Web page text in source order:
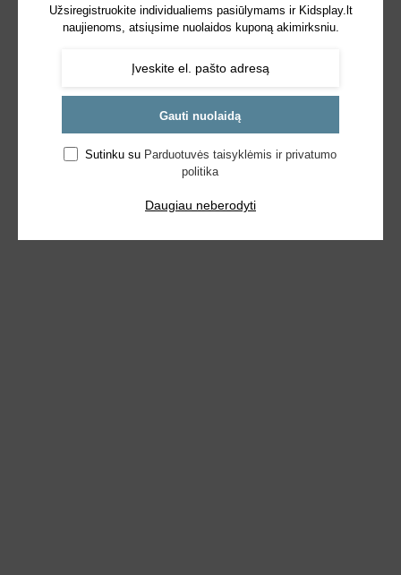
Užsiregistruokite individualiems pasiūlymams ir Kidsplay.lt
naujienoms, atsiųsime nuolaidos kuponą akimirksniu.
Gauti nuolaidą
Sutinku su Parduotuvės taisyklėmis ir privatumo
politika
Daugiau neberodyti